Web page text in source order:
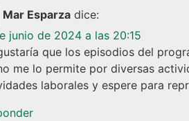
Mar Esparza dice:
junio de 2024 a las 20:15
que los episodios del
me lo permite por diversas
laborales y espere para